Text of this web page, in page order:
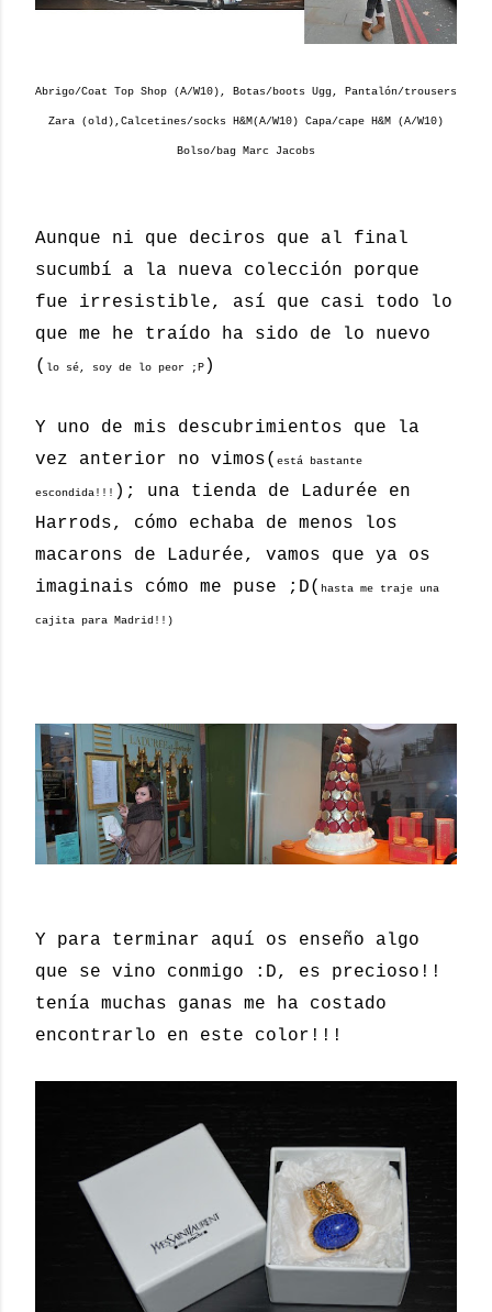
Abrigo/Coat Top Shop (A/W10), Botas/boots Ugg, Pantalón/trousers
Zara (old),Calcetines/socks H&M(A/W10) Capa/cape H&M (A/W10)
Bolso/bag Marc Jacobs
Aunque ni que deciros que al final
sucumbí a la nueva colección porque
fue irresistible, así que casi todo lo
que me he traído ha sido de lo nuevo
( lo sé, soy de lo peor ;P )
Y uno de mis descubrimientos que la
vez anterior no vimos( está bastante
escondida!!! ); una tienda de Ladurée en
Harrods, cómo echaba de menos los
macarons de Ladurée, vamos que ya os
imaginais cómo me puse ;D( hasta me traje una
cajita para Madrid!!)
Y para terminar aquí os enseño algo
que se vino conmigo :D, es precioso!!
tenía muchas ganas me ha costado
encontrarlo en este color!!!